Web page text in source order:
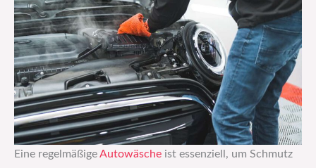
Eine regelmäßige Autowäsche ist essenziell, um Schmutz